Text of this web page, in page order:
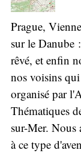
Prague,
sur le Danube
rêvé, et enfin
nos voisins
organisé par
Thématiques
sur-Mer. Nous
à ce type